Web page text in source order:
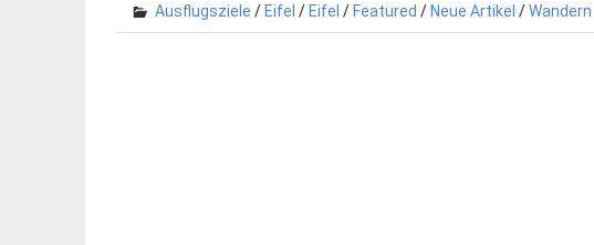
Ausflugsziele / Eifel / Eifel / Featured / Neue Artikel /Wandern